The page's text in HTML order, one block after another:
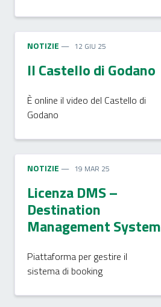
NOTIZIE 12 GIU 25
Il Castello di Godano
È online il video del Castello di
Godano
NOTIZIE 19 MAR 25
Licenza DMS –
Destination
Management System
Piattaforma per gestire il
sistema di booking